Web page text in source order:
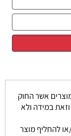
אשר החוק
המוצר וזאת במידה ולא
או להחליף מוצר